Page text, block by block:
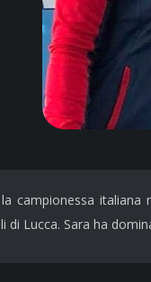
campionessa
di Lucca. Sara ha